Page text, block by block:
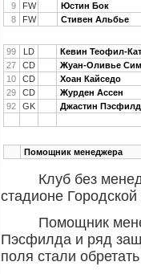
9
FW Юстин Бок
8
FW Стивен Альбье
99 LD Кевин Теофил-
27
CD Жуан-Оливье
10
CD Хоан Кайседо
29
CD Журден Ассен
92
GK Джастин Пэсфилд
Помощник менеджера
Клуб без
стадионе
Помощник
Пэсфилда и ряд
поля стали